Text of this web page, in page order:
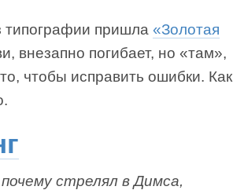
типографии пришла «Золотая
внезапно погибает, но «там»,
чтобы исправить ошибки. Как
стрелял в Димса,